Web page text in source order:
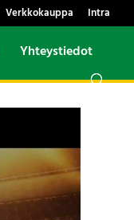
Verkkokauppa Intra
Yhteystiedot